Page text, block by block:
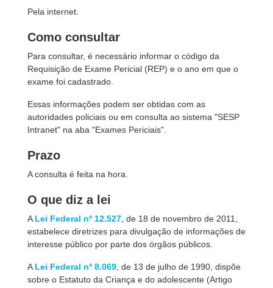
Pela internet.
Como consultar
Para consultar, é necessário informar o código da
Requisição de Exame Pericial (REP) e o ano em que o
exame foi cadastrado.
Essas informações podem ser obtidas com as
autoridades policiais ou em consulta ao sistema "SESP
Intranet" na aba "Exames Periciais".
Prazo
A consulta é feita na hora.
O que diz a lei
A Lei Federal nº 12.527 , de 18 de novembro de 2011,
estabelece diretrizes para divulgação de informações de
interesse público por parte dos órgãos públicos.
A Lei Federal nº 8.069 , de 13 de julho de 1990, dispõe
sobre o Estatuto da Criança e do adolescente (Artigo